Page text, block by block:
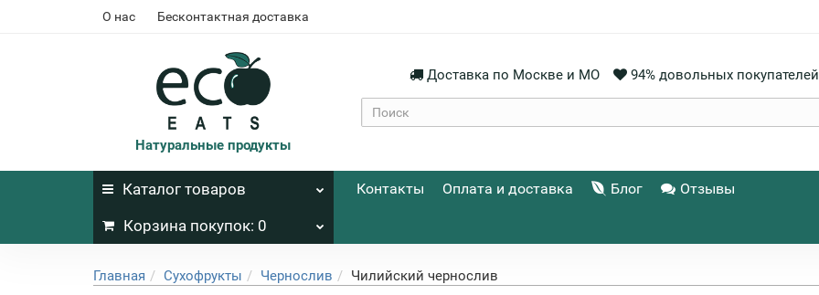
О нас Бесконтактная доставка
Натуральные продукты
Доставка по Москве и МО 94% довольных покупателей
Каталог товаров Контакты Оплата и доставка Блог Отзывы
Корзина покупок: 0
Главная Сухофрукты Чернослив Чилийский чернослив